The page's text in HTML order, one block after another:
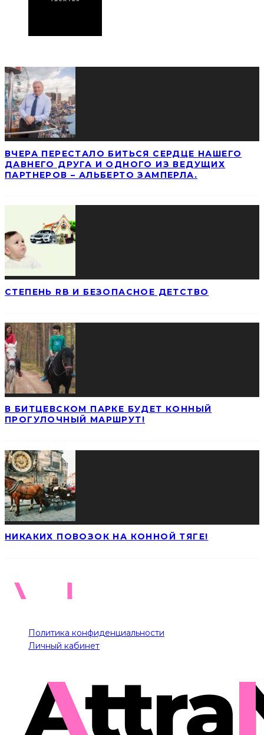
ВЧЕРА ПЕРЕСТАЛО БИТЬСЯ СЕРДЦЕ НАШЕГО
ДАВНЕГО ДРУГА И ОДНОГО ИЗ ВЕДУЩИХ
ПАРТНЕРОВ – АЛЬБЕРТО ЗАМПЕРЛА.
СТЕПЕНЬ RB И БЕЗОПАСНОЕ ДЕТСТВО
В БИТЦЕВСКОМ ПАРКЕ БУДЕТ КОННЫЙ
ПРОГУЛОЧНЫЙ МАРШРУТ!
НИКАКИХ ПОВОЗОК НА КОННОЙ ТЯГЕ!
Политика конфиденциальности
Личный кабинет